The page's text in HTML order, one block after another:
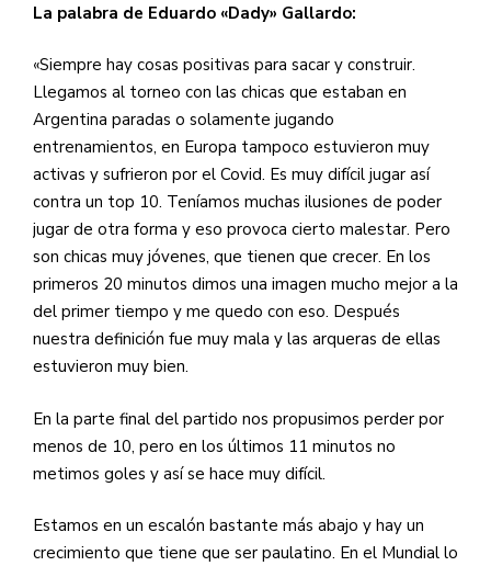
La palabra de Eduardo «Dady» Gallardo:
«Siempre hay cosas positivas para sacar y construir.
Llegamos al torneo con las chicas que estaban en
Argentina paradas o solamente jugando
entrenamientos, en Europa tampoco estuvieron muy
activas y sufrieron por el Covid. Es muy difícil jugar así
contra un top 10. Teníamos muchas ilusiones de poder
jugar de otra forma y eso provoca cierto malestar. Pero
son chicas muy jóvenes, que tienen que crecer. En los
primeros 20 minutos dimos una imagen mucho mejor a la
del primer tiempo y me quedo con eso. Después
nuestra definición fue muy mala y las arqueras de ellas
estuvieron muy bien.
En la parte final del partido nos propusimos perder por
menos de 10, pero en los últimos 11 minutos no
metimos goles y así se hace muy difícil.
Estamos en un escalón bastante más abajo y hay un
crecimiento que tiene que ser paulatino. En el Mundial lo